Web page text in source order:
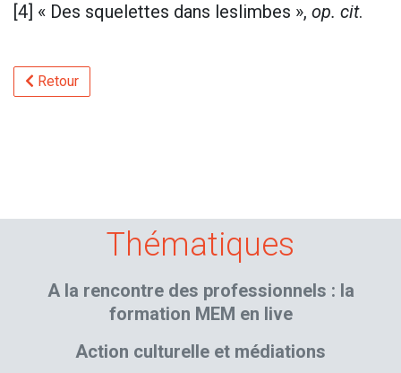
[4] « Des squelettes dans leslimbes », op. cit.
Retour
Thématiques
A la rencontre des professionnels : la
formation MEM en live
Action culturelle et médiations